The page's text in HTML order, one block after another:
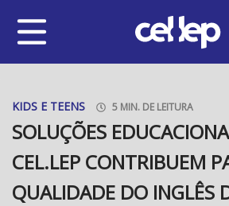
KIDS E TEENS 5 MIN. DE LEITURA
SOLUÇÕES
CEL.LEP CONTRIBUEM
QUALIDADE DO INGLÊS